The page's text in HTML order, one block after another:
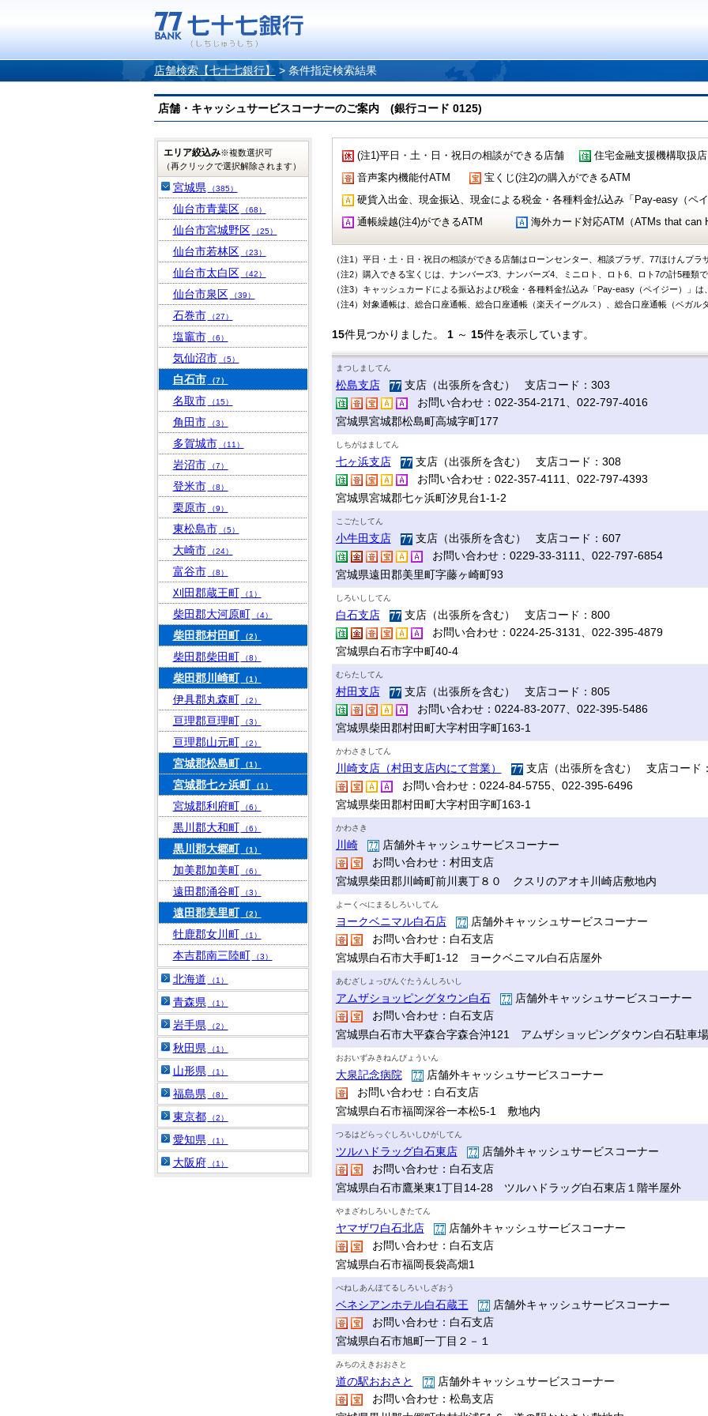
店舗検索【七十七銀行】 > 条件指定検索結果
店舗・キャッシュサービスコーナーのご案内 (銀行コード 0125)
(注1)平日・土・日・祝日の相談ができる店舗 住宅金融支援機構取扱店
音声案内機能付ATM
宝くじ(注2)の購入ができるATM
硬貨入出金、現金振込、現金による税金・各種料金払込み「Pay-easy（ペ
通帳繰越(注4)ができるATM
海外カード対応ATM（ATMs that can
（注1）平日・土・日・祝日の相談ができる店舗はローンセンター、相談プラザ、77ほけんプラ
（注2）購入できる宝くじは、ナンバーズ3、ナンバーズ4、ミニロト、ロト6、ロト7の計5種類で
（注3）キャッシュカードによる振込および税金・各種料金払込み「Pay-easy（ペイジー）」は
（注4）対象通帳は、総合口座通帳、総合口座通帳（楽天イーグルス）、総合口座通帳（ベガル
15件見つかりました。 1～ 15件を表示しています。
まつしましてん
松島支店
支店（出張所を含む） 支店コード：303
お問い合わせ：022-354-2171、022-797-4016
宮城県宮城郡松島町高城字町177
しちがはましてん
七ヶ浜支店
支店（出張所を含む） 支店コード：308
お問い合わせ：022-357-4111、022-797-4393
宮城県宮城郡七ヶ浜町汐見台1-1-2
こごたしてん
小牛田支店
支店（出張所を含む） 支店コード：607
お問い合わせ：0229-33-3111、022-797-6854
宮城県遠田郡美里町字藤ヶ崎町93
しろいししてん
白石支店
支店（出張所を含む） 支店コード：800
お問い合わせ：0224-25-3131、022-395-4879
宮城県白石市字中町40-4
むらたしてん
村田支店
支店（出張所を含む） 支店コード：805
お問い合わせ：0224-83-2077、022-395-5486
宮城県柴田郡村田町大字村田字町163-1
かわさきしてん
川崎支店（村田支店内にて営業）
支店（出張所を含む） 支店コード
お問い合わせ：0224-84-5755、022-395-6496
宮城県柴田郡村田町大字村田字町163-1
かわさき
川崎
店舗外キャッシュサービスコーナー
お問い合わせ：村田支店
宮城県柴田郡川崎町前川裏丁８０ クスリのアオキ川崎店敷地内
よーくべにまるしろいしてん
ヨークベニマル白石店
店舗外キャッシュサービスコーナー
お問い合わせ：白石支店
宮城県白石市大手町1-12 ヨークベニマル白石店屋外
あむざしょっぴんぐたうんしろいし
アムザショッピングタウン白石
店舗外キャッシュサービスコーナー
お問い合わせ：白石支店
宮城県白石市大平森合字森合沖121 アムザショッピングタウン白石駐車場
おおいずみきねんびょういん
大泉記念病院
店舗外キャッシュサービスコーナー
お問い合わせ：白石支店
宮城県白石市福岡深谷一本松5-1 敷地内
つるはどらっぐしろいしひがしてん
ツルハドラッグ白石東店
店舗外キャッシュサービスコーナー
お問い合わせ：白石支店
宮城県白石市鷹巣東1丁目14-28 ツルハドラッグ白石東店１階半屋外
やまざわしろいしきたてん
ヤマザワ白石北店
店舗外キャッシュサービスコーナー
お問い合わせ：白石支店
宮城県白石市福岡長袋高畑1
べねしあんほてるしろいしざおう
ベネシアンホテル白石蔵王
店舗外キャッシュサービスコーナー
お問い合わせ：白石支店
宮城県白石市旭町一丁目２－１
みちのえきおおさと
道の駅おおさと
店舗外キャッシュサービスコーナー
お問い合わせ：松島支店
エリア絞込み※複数選択可
（再クリックで選択解除されます）
宮城県 （385）
仙台市青葉区 （68）
仙台市宮城野区 （25）
仙台市若林区 （23）
仙台市太白区 （42）
仙台市泉区 （39）
石巻市 （27）
塩竈市 （6）
気仙沼市 （5）
白石市 （7）
名取市 （15）
角田市 （3）
多賀城市 （11）
岩沼市 （7）
登米市 （8）
栗原市 （9）
東松島市 （5）
大崎市 （24）
富谷市 （8）
刈田郡蔵王町 （1）
柴田郡大河原町 （4）
柴田郡村田町 （2）
柴田郡柴田町 （8）
柴田郡川崎町 （1）
伊具郡丸森町 （2）
亘理郡亘理町 （3）
亘理郡山元町 （2）
宮城郡松島町 （1）
宮城郡七ヶ浜町 （1）
宮城郡利府町 （6）
黒川郡大和町 （6）
黒川郡大郷町 （1）
加美郡加美町 （6）
遠田郡涌谷町 （3）
遠田郡美里町 （2）
牡鹿郡女川町 （1）
本吉郡南三陸町 （3）
北海道 （1）
青森県 （1）
岩手県 （2）
秋田県 （1）
山形県 （1）
福島県 （8）
東京都 （2）
愛知県 （1）
大阪府 （1）